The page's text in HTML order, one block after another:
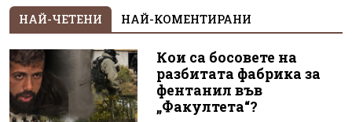
НАЙ-ЧЕТЕНИ НАЙ-КОМЕНТИРАНИ
Кои са босовете на
разбитата фабрика за
фентанил във
„Факултета“?